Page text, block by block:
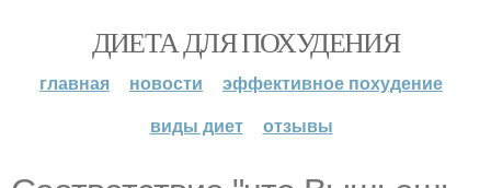
ДИЕТА ДЛЯ ПОХУДЕНИЯ
главная новости
эффективное похудение
виды диет
отзывы